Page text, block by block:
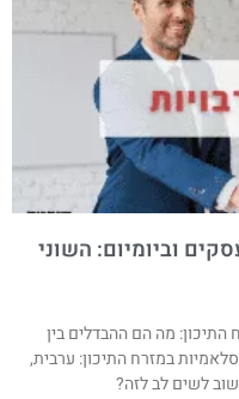
וביומיום: השוני
מה הם ההבדלים בין
במזרח התיכון: ערבית,
לשים לב לזה?